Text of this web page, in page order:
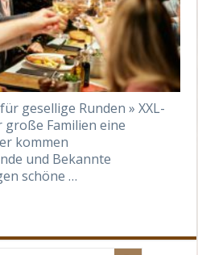
gesellige Runden » XXL-
Familien eine
kommen
und Bekannte
schöne …